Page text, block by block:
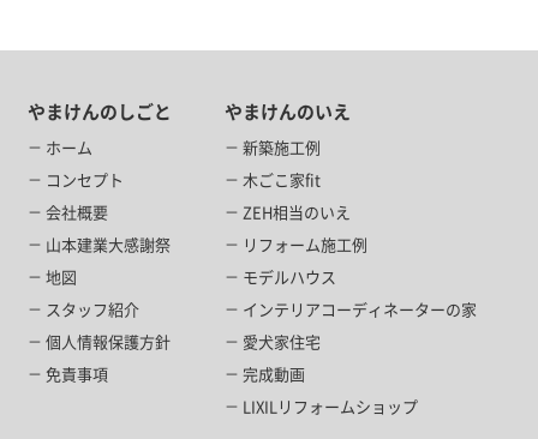
やまけんのしごと
ホーム
コンセプト
会社概要
山本建業大感謝祭
地図
スタッフ紹介
個人情報保護方針
免責事項
やまけんのいえ
新築施工例
木ごこ家fit
ZEH相当のいえ
リフォーム施工例
モデルハウス
インテリアコーディネーターの家
愛犬家住宅
完成動画
LIXILリフォームショップ